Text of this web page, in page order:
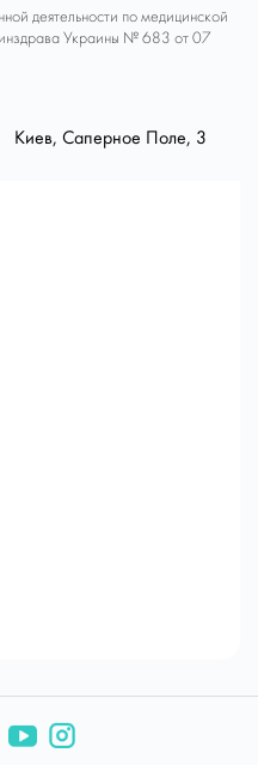
деятельности по медицинской
Украины № 683 от 07
Киев, Саперное Поле, 3